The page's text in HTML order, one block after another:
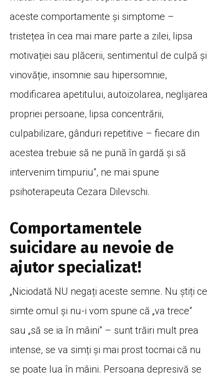
aceste comportamente și simptome –
tristețea în cea mai mare parte a zilei, lipsa
motivației sau plăcerii, sentimentul de culpă și
vinovăție, insomnie sau hipersomnie,
modificarea apetitului, autoizolarea, neglijarea
propriei persoane, lipsa concentrării,
culpabilizare, gânduri repetitive – fiecare din
acestea trebuie să ne pună în gardă și să
intervenim timpuriu”, ne mai spune
psihoterapeuta Cezara Dilevschi.
Comportamentele
suicidare au nevoie de
ajutor specializat!
„Niciodată NU negați aceste semne. Nu știți ce
simte omul și nu-i vom spune că „va trece”
sau „să se ia în mâini” – sunt trăiri mult prea
intense, se va simți și mai prost tocmai că nu
se poate lua în mâini. Persoana depresivă se